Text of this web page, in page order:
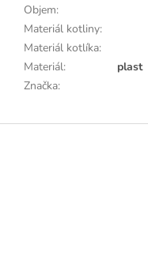
Objem:
Materiál kotliny:
Materiál kotlíka:
Materiál:
plast
Značka:
Z